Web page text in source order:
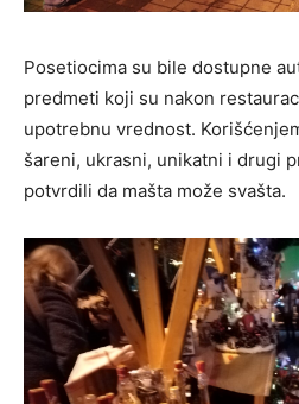
Posetiocima su bile dostupne
predmeti koji su nakon
upotrebnu vrednost.
šareni, ukrasni, unikatni i drugi
potvrdili da mašta može svašta.